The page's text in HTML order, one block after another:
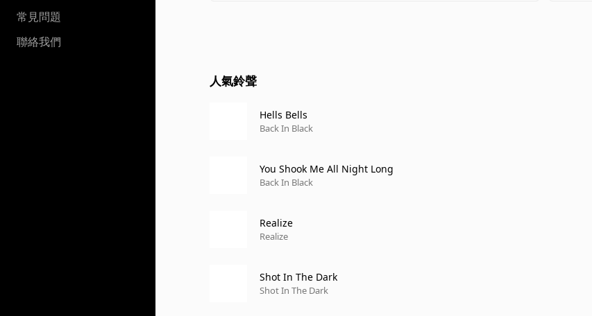
常見問題
聯絡我們
人氣鈴聲
Hells Bells
Back In Black
You Shook Me All Night Long
Back In Black
Realize
Realize
Shot In The Dark
Shot In The Dark